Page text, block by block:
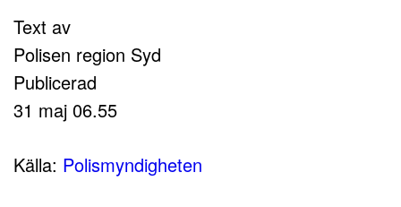
Text av
Polisen region Syd
Publicerad
31 maj 06.55
Källa: Polismyndigheten